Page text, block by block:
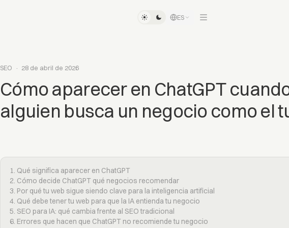
ES
SEO · 28 de abril de 2026
Cómo aparecer en ChatGPT
alguien busca un negocio como el
1. Qué significa aparecer en ChatGPT
2. Cómo decide ChatGPT qué negocios recomendar
3. Por qué tu web sigue siendo clave para la inteligencia artificial
4. Qué debe tener tu web para que la IA entienda tu negocio
5. SEO para IA: qué cambia frente al SEO tradicional
6. Errores que hacen que ChatGPT no recomiende tu negocio